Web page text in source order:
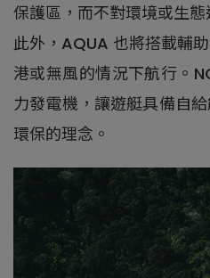
保護區，而不對環境或生態
此外，AQUA 也將搭載輔
港或無風的情況下航行。
力發電機，讓遊艇具備自
環保的理念。